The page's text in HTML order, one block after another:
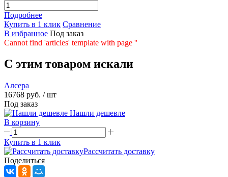
Подробнее
Купить в 1 клик Сравнение
В избранное Под заказ
Cannot find 'articles' template with page ''
C этим товаром искали
Алсера
16768 руб. / шт
Под заказ
Нашли дешевле
В корзину
Купить в 1 клик
Рассчитать доставку
Поделиться